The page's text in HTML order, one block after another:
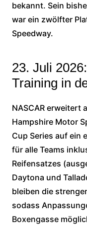
bekannt. Sein
war ein zwölfter
Speedway.
23. Juli
Training in
NASCAR erweitert
Hampshire Motor
Cup Series auf ein
für alle Teams
Reifensatzes
Daytona und
bleiben die
sodass
Boxengasse